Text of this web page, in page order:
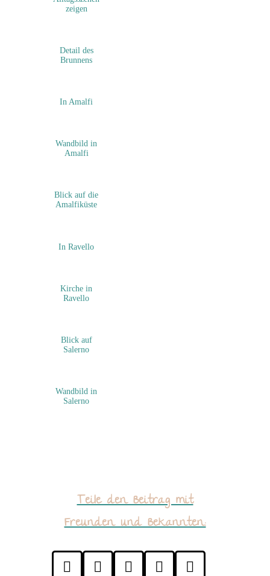
zeigen
Detail des
Brunnens
In Amalfi
Wandbild in
Amalfi
Blick auf die
Amalfiküste
In Ravello
Kirche in
Ravello
Blick auf
Salerno
Wandbild in
Salerno
Teile den Beitrag mit
Freunden und Bekannten:
    